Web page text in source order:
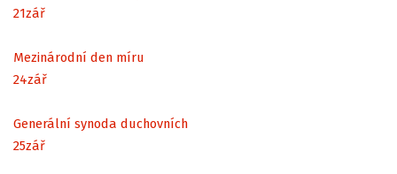
21zář
Mezinárodní den míru
24zář
Generální synoda duchovních
25zář